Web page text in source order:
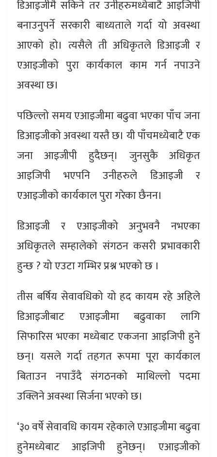
डिआइजीमै सकिने तर उनीहरुमध्येबाटै आइजिपी
बनाउनुपर्ने सरकारी बाध्यताले गर्दा यो अवस्था
आएको हो। त्यसैले ती अधिकृतले डिआइजी र
एआइजीको पुरा कार्यकाल काम गर्न नपाउने
अवस्था छ।
पछिल्लो समय एआइजीमा बढुवा भएका पाँच जना
डिआइजीको अवस्था यस्तै छ। यी पाँचमध्येबाटै एक
जना आइजीपी हुदैछन्। जुनसुकै अधिकृत
आइजिपी भएपनि उनीहरुले डिआइजी र
एआइजीको कार्यकाल पुरा गरेका छैनन।
डिआइजी र एआइजीको अनुभवनै नभएका
अधिकृतले सम्हालेको संगठन कसरी प्रभावकारी
हुन्छ ? यो एउटा गम्भिर प्रश्न भएको छ ।
तीस बर्षिय सेवावधिको यो हद कायम रहे अहिले
डिआइजीबाट एआइजीमा बढुवाका लागि
सिफारिस भएका मध्येबाट एकजना आइजिपी हुने
छन्। यसले गर्दा तहगत रूपमा पूरा कार्यकाल
बिताउन नपाउँदै संगठनको माथिल्लो पदमा
उक्लिने अवस्था सिर्जना भएको छ।
‘३० वर्षे सेवावधि कायम रहेकाले एआइजीमा बढुवा
हुनेमध्येबाट आइजिपी हुनेछन्। एआइजीको